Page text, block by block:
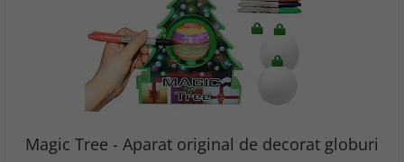
Magic Tree - Aparat original de decorat globuri